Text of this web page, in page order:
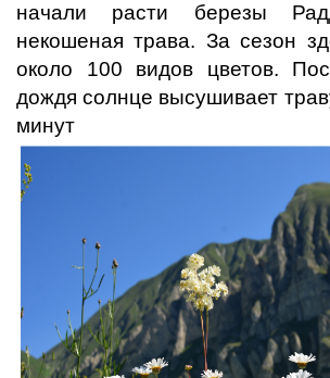
начали расти березы
некошеная трава. За сезон
около 100 видов цветов.
дождя солнце высушивает
минут